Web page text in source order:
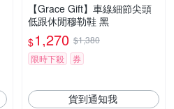
【Grace Gift】車線細節尖頭
低跟休閒穆勒鞋 黑
$1,270 $1,380
限時下殺
券
貨到通知我